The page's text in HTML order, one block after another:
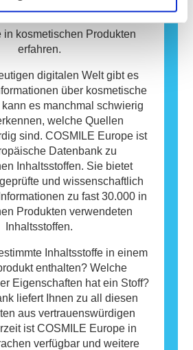
bei Ihnen auch so? Dann
in kosmetischen Produkten
erfahren.
digitalen Welt gibt es
über kosmetische
es manchmal schwierig
welche Quellen
sind. COSMILE Europe ist
Datenbank zu
Inhaltsstoffen. Sie bietet
und wissenschaftlich
zu fast 30.000 in
Produkten verwendeten
Inhaltsstoffen.
Inhaltsstoffe in einem
enthalten? Welche
Eigenschaften hat ein Stoff?
liefert Ihnen zu all diesen
aus vertrauenswürdigen
ist COSMILE Europe in
verfügbar und weitere